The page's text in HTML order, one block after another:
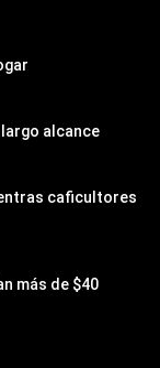
alcance
caficultores
más de $40